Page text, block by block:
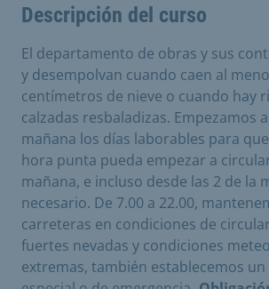
Descripción del curso
El departamento de obras y sus
y desempolvan cuando caen al
centímetros de nieve o cuando hay
calzadas resbaladizas. Empezamos
mañana los días laborables para
hora punta pueda empezar a
mañana, e incluso desde las 2 de la
necesario. De 7.00 a 22.00,
carreteras en condiciones de
fuertes nevadas y condiciones
extremas, también establecemos un